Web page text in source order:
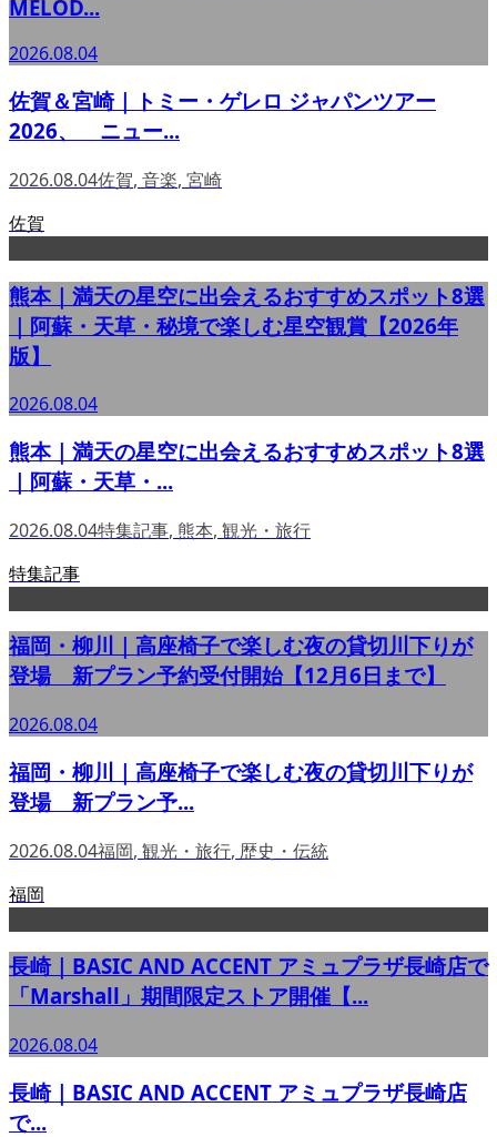
MELOD...
2026.08.04
佐賀＆宮崎｜トミー・ゲレロ ジャパンツアー
2026、 ニュー...
2026.08.04佐賀, 音楽, 宮崎
佐賀
熊本｜満天の星空に出会えるおすすめスポット8選
｜阿蘇・天草・秘境で楽しむ星空観賞【2026年
版】
2026.08.04
熊本｜満天の星空に出会えるおすすめスポット8選
｜阿蘇・天草・...
2026.08.04特集記事, 熊本, 観光・旅行
特集記事
福岡・柳川｜高座椅子で楽しむ夜の貸切川下りが
登場 新プラン予約受付開始【12月6日まで】
2026.08.04
福岡・柳川｜高座椅子で楽しむ夜の貸切川下りが
登場 新プラン予...
2026.08.04福岡, 観光・旅行, 歴史・伝統
福岡
長崎｜BASIC AND ACCENT アミュプラザ長崎店で
「Marshall」期間限定ストア開催【...
2026.08.04
長崎｜BASIC AND ACCENT アミュプラザ長崎店
で...